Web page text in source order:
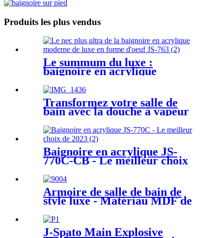
Produits les plus vendus
Le summum du luxe :
baignoire en acrylique
763
Transformez votre salle de
bain avec la douche à vapeur
Baignoire en acrylique JS-
770C-CB - Le meilleur choix
Armoire de salle de bain de
style luxe - Matériau MDF de
qualité supérieure JS-9004
J-Spato Main Explosive